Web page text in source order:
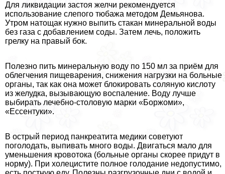
Для ликвидации застоя желчи рекомендуется
использование слепого тюбажа методом Демьянова.
Утром натощак нужно выпить стакан минеральной воды
без газа с добавлением соды. Затем лечь, положить
грелку на правый бок.
Полезно пить минеральную воду по 150 мл за приём для
облегчения пищеварения, снижения нагрузки на больные
органы, так как она может блокировать соляную кислоту
из желудка, вызывающую воспаление. Воду лучше
выбирать лечебно-столовую марки «Боржоми»,
«Ессентуки».
В острый период панкреатита медики советуют
поголодать, выпивать много воды. Двигаться мало для
уменьшения кровотока (больные органы скорее придут в
норму). При холецистите полное голодание недопустимо,